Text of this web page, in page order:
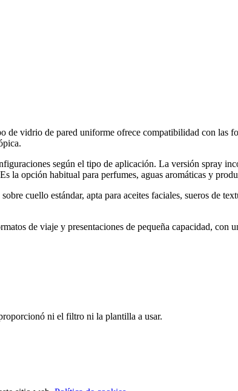
vidrio de pared uniforme ofrece compatibilidad con las
según el tipo de aplicación. La versión spray
la opción habitual para perfumes, aguas aromáticas y
cuello estándar, apta para aceites faciales, sueros de
de viaje y presentaciones de pequeña capacidad,
ni el filtro ni la plantilla a usar.